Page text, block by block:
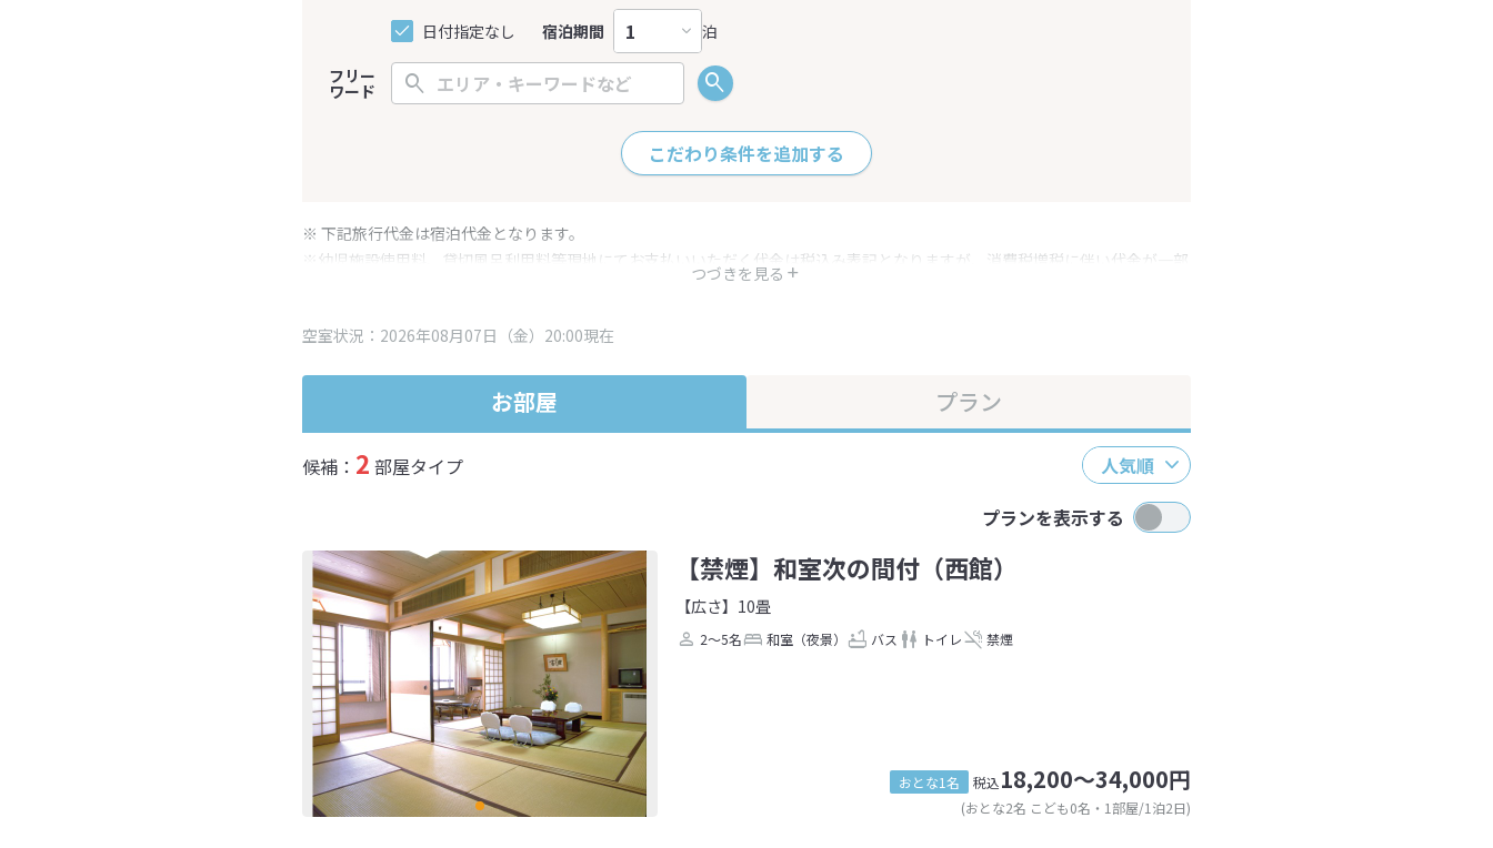
日付指定なし 宿泊期間 泊
フリー
ワード
こだわり条件を追加する
つづきを見る
※ 下記旅行代金は宿泊代金となります。
※幼児施設使用料、貸切風呂利用料等現地にてお支払いいただく代金は税込み表記となりますが、消費税増税に伴い代金が一部
空室状況：2026年08月07日（金）20:00現在
お部屋 プラン
候補： 2 部屋タイプ
人気順
プランを表示する
【禁煙】和室次の間付（西館）
【広さ】10畳
2～5名 和室（夜景） バス トイレ 禁煙
おとな1名 税込18,200～34,000円
(おとな2名 こども0名・1部屋/1泊2日)